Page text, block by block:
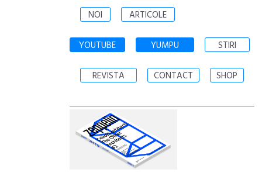
NOI ARTICOLE
YOUTUBE YUMPU STIRI
REVISTA CONTACT SHOP